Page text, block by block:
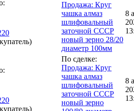
Продажа: Круг
чашка алмаз
шлифовальный
заточной СССР
новый зерно 28/20
диаметр 100мм
8
По сделке:
Продажа: Круг
чашка алмаз
шлифовальный
заточной СССР
новый зерно
8